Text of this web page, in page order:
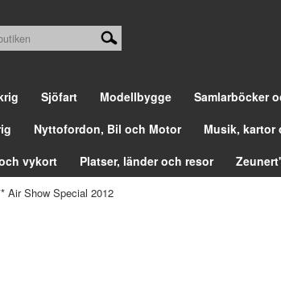
Sjöfart Modellbygge Samlarböcker
Nyttofordon, Bil och Motor Musik, kartor
vykort Platser, länder och resor
Air Show Special 2012